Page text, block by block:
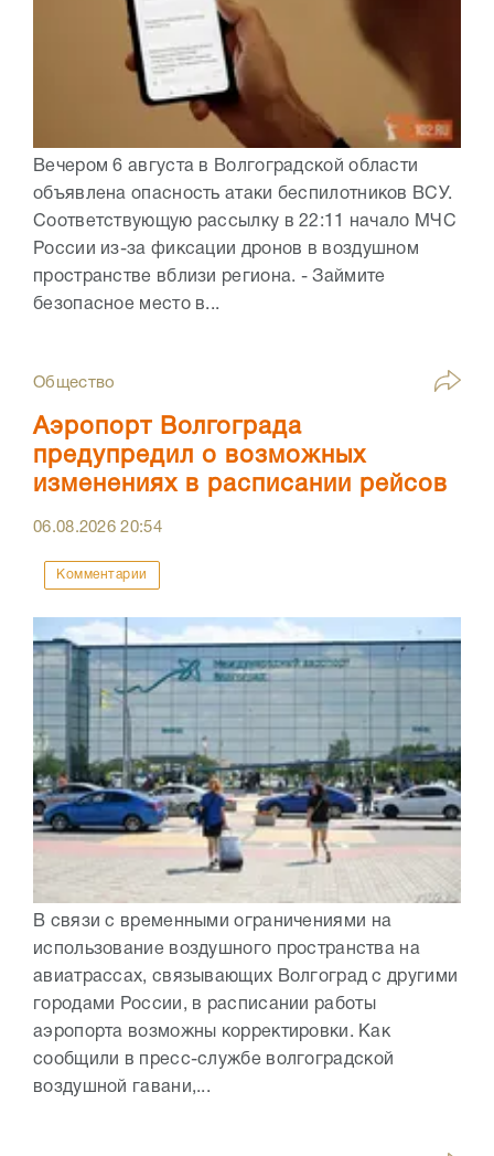
Вечером 6 августа в Волгоградской области
объявлена опасность атаки беспилотников ВСУ.
Соответствующую рассылку в 22:11 начало МЧС
России из-за фиксации дронов в воздушном
пространстве вблизи региона. - Займите
безопасное место в...
Общество
Аэропорт Волгограда
предупредил о возможных
изменениях в расписании рейсов
06.08.202620:54
Комментарии
В связи с временными ограничениями на
использование воздушного пространства на
авиатрассах, связывающих Волгоград с другими
городами России, в расписании работы
аэропорта возможны корректировки. Как
сообщили в пресс-службе волгоградской
воздушной гавани,...